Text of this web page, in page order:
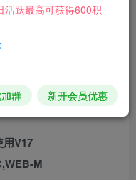
：
V17
M
活跃最高可获得600积
群 新开会员优惠